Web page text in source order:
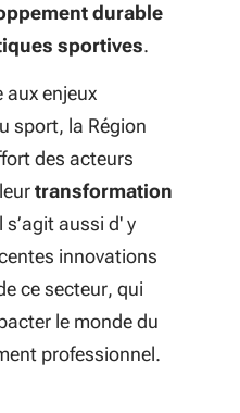
durable
sportives.
aux enjeux
sport, la Région
des acteurs
transformation
s’agit aussi d' y
innovations
ce secteur, qui
le monde du
professionnel.